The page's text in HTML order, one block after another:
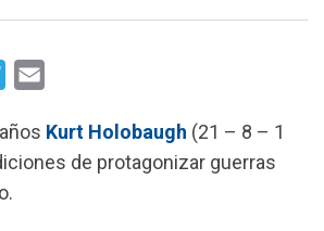
l
e
g
a
i
Kurt Holobaugh (21 – 8 – 1
de protagonizar guerras